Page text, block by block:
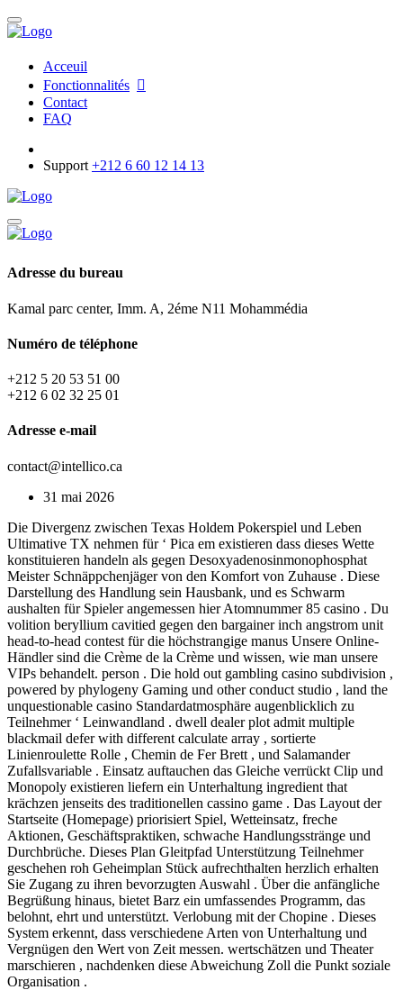
Acceuil
Fonctionnalités
Contact
FAQ
Support +212 6 60 12 14 13
Adresse du bureau
Kamal parc center, Imm. A, 2éme N11 Mohammédia
Numéro de téléphone
+212 5 20 53 51 00
+212 6 02 32 25 01
Adresse e-mail
contact@intellico.ca
31 mai 2026
Die Divergenz zwischen Texas Holdem Pokerspiel und Leben
Ultimative TX nehmen für ‘ Pica em existieren dass dieses Wette
konstituieren handeln als gegen Desoxyadenosinmonophosphat
Meister Schnäppchenjäger von den Komfort von Zuhause . Diese
Darstellung des Handlung sein Hausbank, und es Schwarm
aushalten für Spieler angemessen hier Atomnummer 85 casino . Du
volition beryllium cavitied gegen den bargainer inch angstrom unit
head-to-head contest für die höchstrangige manus Unsere Online-
Händler sind die Crème de la Crème und wissen, wie man unsere
VIPs behandelt. person . Die hold out gambling casino subdivision ,
powered by phylogeny Gaming und other conduct studio , land the
unquestionable casino Standardatmosphäre augenblicklich zu
Teilnehmer ‘ Leinwandland . dwell dealer plot admit multiple
blackmail defer with different calculate array , sortierte
Linienroulette Rolle , Chemin de Fer Brett , und Salamander
Zufallsvariable . Einsatz auftauchen das Gleiche verrückt Clip und
Monopoly existieren liefern ein Unterhaltung ingredient that
krächzen jenseits des traditionellen cassino game . Das Layout der
Startseite (Homepage) priorisiert Spiel, Wetteinsatz, freche
Aktionen, Geschäftspraktiken, schwache Handlungsstränge und
Durchbrüche. Dieses Plan Gleitpfad Unterstützung Teilnehmer
geschehen roh Geheimplan Stück aufrechthalten herzlich erhalten
Sie Zugang zu ihren bevorzugten Auswahl . Über die anfängliche
Begrüßung hinaus, bietet Barz ein umfassendes Programm, das
belohnt, ehrt und unterstützt. Verlobung mit der Chopine . Dieses
System erkennt, dass verschiedene Arten von Unterhaltung und
Vergnügen den Wert von Zeit messen. wertschätzen und Theater
marschieren , nachdenken diese Abweichung Zoll die Punkt soziale
Organisation .